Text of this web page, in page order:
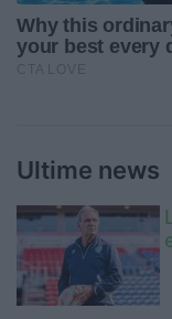
Ultime news